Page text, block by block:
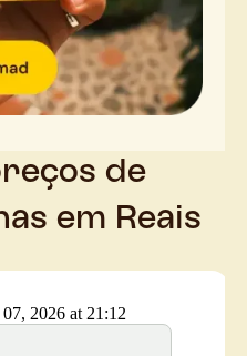
de
em Reais